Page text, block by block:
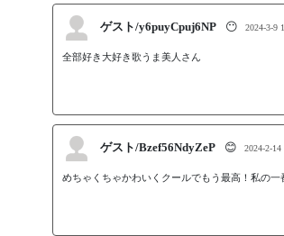
ゲスト/y6puyCpuj6NP 😶 2024-3-9
全部好き大好き歌うま美人さん
ゲスト/Bzef56NdyZeP 😊 2024-2-14
めちゃくちゃかわいくクールでもう最高！私の一